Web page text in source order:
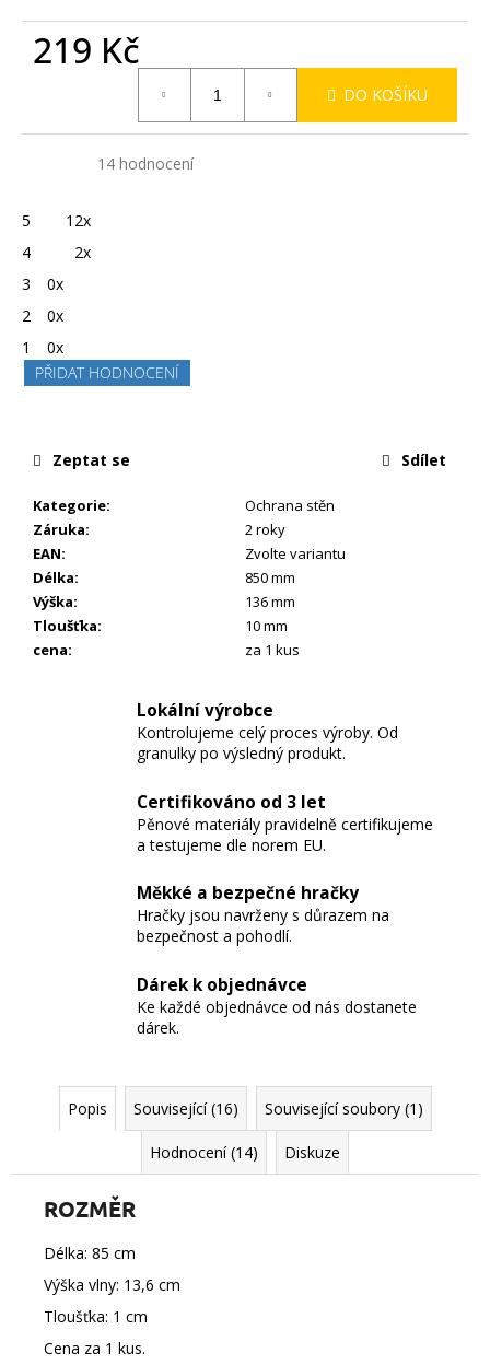
219 Kč
DO KOŠÍKU
Průměrné
14 hodnocení
5
12x
4
2x
3
0x
2
0x
1
0x
PŘIDAT HODNOCENÍ
Kategorie:
Ochrana stěn
Záruka:
2 roky
EAN:
Zvolte variantu
Délka:
850 mm
Výška:
136 mm
Tloušťka:
10 mm
cena: za 1 kus
Zeptat se Sdílet
Lokální výrobce
Kontrolujeme celý proces výroby. Od
granulky po výsledný produkt.
Certifikováno od 3 let
Pěnové materiály pravidelně certifikujeme
a testujeme dle norem EU.
Měkké a bezpečné hračky
Hračky jsou navrženy s důrazem na
bezpečnost a pohodlí.
Dárek k objednávce
Ke každé objednávce od nás dostanete
dárek.
Popis Související (16) Související soubory (1)
Hodnocení (14) Diskuze
ROZMĚR
Délka: 85 cm
Výška vlny: 13,6 cm
Tloušťka: 1 cm
Cena za 1 kus.